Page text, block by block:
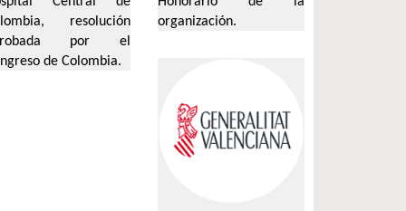
resolución
por el
de Colombia.
organización.